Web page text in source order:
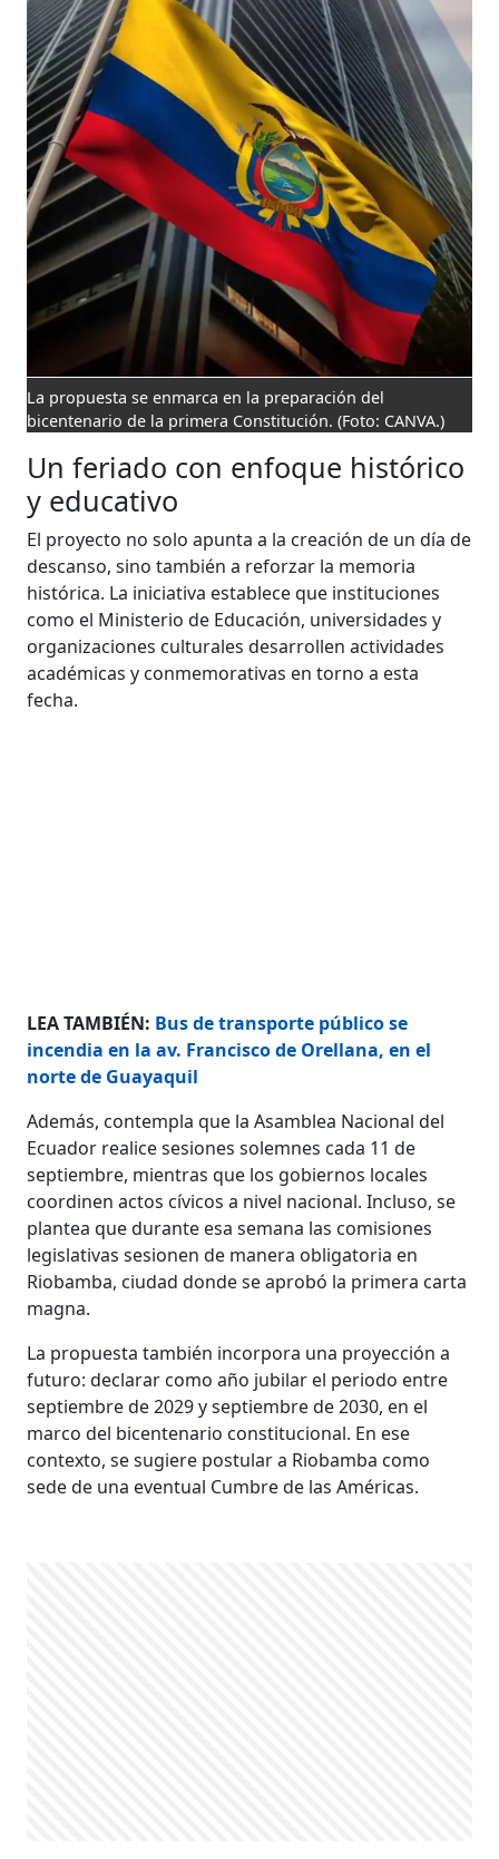
La propuesta se enmarca en la preparación del
bicentenario de la primera Constitución. (Foto: CANVA.)
Un feriado con enfoque histórico
y educativo
El proyecto no solo apunta a la creación de un día de
descanso, sino también a reforzar la memoria
histórica. La iniciativa establece que instituciones
como el Ministerio de Educación, universidades y
organizaciones culturales desarrollen actividades
académicas y conmemorativas en torno a esta
fecha.
LEA TAMBIÉN: Bus de transporte público se
incendia en la av. Francisco de Orellana, en el
norte de Guayaquil
Además, contempla que la Asamblea Nacional del
Ecuador realice sesiones solemnes cada 11 de
septiembre, mientras que los gobiernos locales
coordinen actos cívicos a nivel nacional. Incluso, se
plantea que durante esa semana las comisiones
legislativas sesionen de manera obligatoria en
Riobamba, ciudad donde se aprobó la primera carta
magna.
La propuesta también incorpora una proyección a
futuro: declarar como año jubilar el periodo entre
septiembre de 2029 y septiembre de 2030, en el
marco del bicentenario constitucional. En ese
contexto, se sugiere postular a Riobamba como
sede de una eventual Cumbre de las Américas.